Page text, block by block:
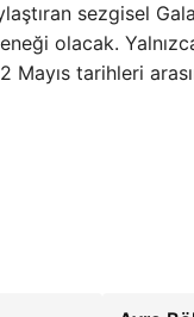
sezgisel
olacak.
tarihleri